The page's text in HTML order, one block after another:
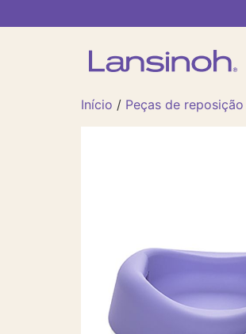
Início / Peças de reposição